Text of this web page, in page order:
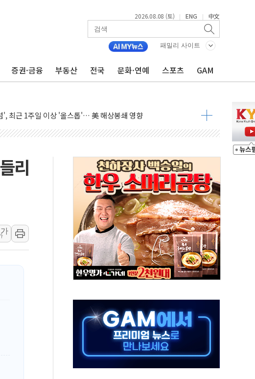
2026.08.08 (토) | ENG | 中文
패밀리 사이트
증권·금융 부동산 전국 문화·연예 스포츠 GAM
…"이르면 다음 주"
중단 명령…트럼프 제동
장은 "또 개입했나" 촉각
...美 고용 쇼크에 반도체주 '활짝'
'쇼크'…9월 금리 인상 기대 후퇴
협정 체결
시안·클라우드플레어·태양광주↑ VS 트레이드데스크·웬디스↓
미군 실종자 7359명 끝까지 찾겠다"
정설...포항시 '시끌'
년 밑거름…수도권 집중 완화 전환점"
차 회의' 주재… "전폭적 공급 확대·속도전 총력"
15% 부과…美 태양광주 급등
400MW 태양광 착공…여의도 1.6배 규모
풍에 "정부정책 아냐" 해명
리
가